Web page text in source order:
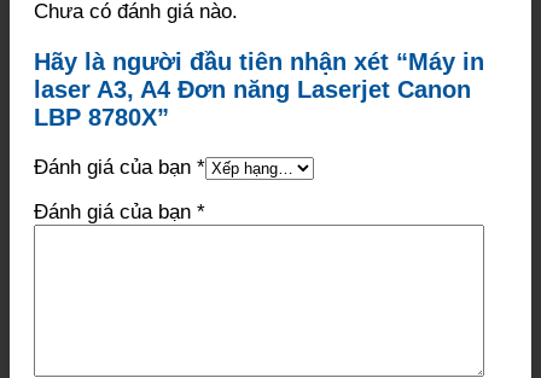
Chưa có đánh giá nào.
Hãy là người đầu tiên nhận xét “Máy in
laser A3, A4 Đơn năng Laserjet Canon
LBP 8780X”
Đánh giá của bạn *
Đánh giá của bạn *